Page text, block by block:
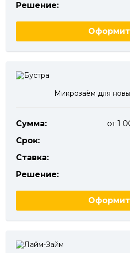
Решение:
Микрозаём для
Сумма:
от 1
Срок:
Ставка:
Решение: